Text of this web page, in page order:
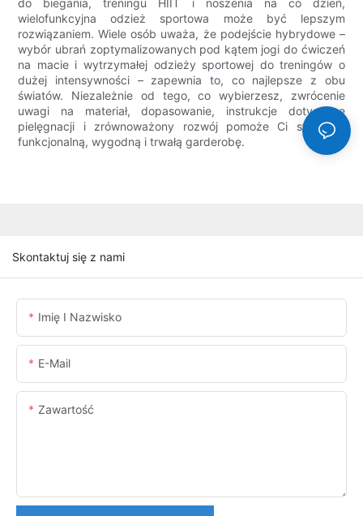
do biegania, treningu HIIT i noszenia na co dzień,
wielofunkcyjna odzież sportowa może być lepszym
rozwiązaniem. Wiele osób uważa, że ​​podejście hybrydowe –
wybór ubrań zoptymalizowanych pod kątem jogi do ćwiczeń
na macie i wytrzymałej odzieży sportowej do treningów o
dużej intensywności – zapewnia to, co najlepsze z obu
światów. Niezależnie od tego, co wybierzesz, zwrócenie
uwagi na materiał, dopasowanie, instrukcje dotyczące
pielęgnacji i zrównoważony rozwój pomoże Ci stworzyć
funkcjonalną, wygodną i trwałą garderobę.
Skontaktuj się z nami
Imię I Nazwisko
E-Mail
Zawartość